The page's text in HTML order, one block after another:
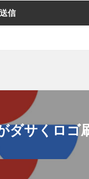
ダサくロゴ